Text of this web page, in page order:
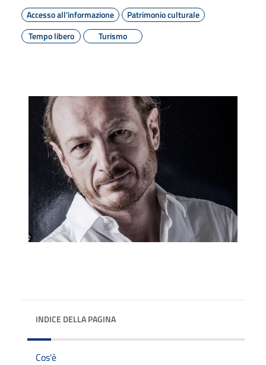
Accesso all'informazione
Patrimonio culturale
Tempo libero
Turismo
INDICE DELLA PAGINA
Cos'è